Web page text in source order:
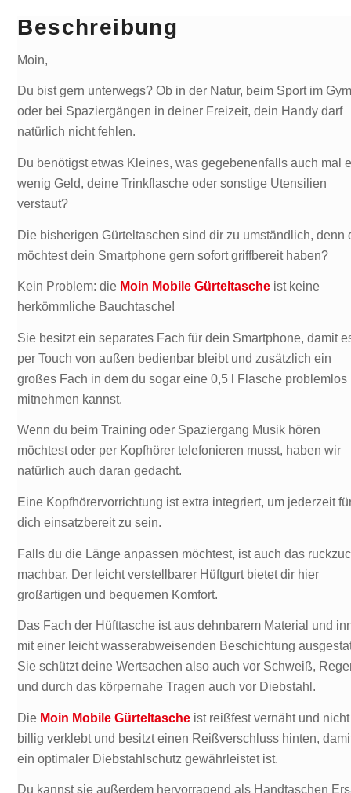
Pink
Beschreibung
Moin,
Du bist gern unterwegs? Ob in der Natur, beim Sport im
oder bei Spaziergängen in deiner Freizeit, dein Handy darf
natürlich nicht fehlen.
Du benötigst etwas Kleines, was gegebenenfalls auch mal
wenig Geld, deine Trinkflasche oder sonstige Utensilien
verstaut?
Die bisherigen Gürteltaschen sind dir zu umständlich, denn
möchtest dein Smartphone gern sofort griffbereit haben?
Kein Problem: die Moin Mobile Gürteltasche ist keine
herkömmliche Bauchtasche!
Sie besitzt ein separates Fach für dein Smartphone, damit
per Touch von außen bedienbar bleibt und zusätzlich ein
großes Fach in dem du sogar eine 0,5 l Flasche problemlos
mitnehmen kannst.
Wenn du beim Training oder Spaziergang Musik hören
möchtest oder per Kopfhörer telefonieren musst, haben wir
natürlich auch daran gedacht.
Eine Kopfhörervorrichtung ist extra integriert, um jederzeit
dich einsatzbereit zu sein.
Falls du die Länge anpassen möchtest, ist auch das
machbar. Der leicht verstellbarer Hüftgurt bietet dir hier
großartigen und bequemen Komfort.
Das Fach der Hüfttasche ist aus dehnbarem Material und
mit einer leicht wasserabweisenden Beschichtung
Sie schützt deine Wertsachen also auch vor Schweiß,
und durch das körpernahe Tragen auch vor Diebstahl.
Die Moin Mobile Gürteltasche ist reißfest vernäht und nicht
billig verklebt und besitzt einen Reißverschluss hinten,
ein optimaler Diebstahlschutz gewährleistet ist.
Du kannst sie außerdem hervorragend als Handtaschen